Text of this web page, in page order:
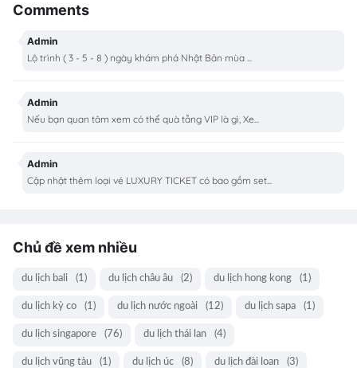
Comments
Admin
Lộ trình ( 3 - 5 - 8 ) ngày khám phá Nhật Bản mùa ...
Admin
Nếu bạn quan tâm xem có thể quà tằng VIP là gì, Xe...
Admin
Cập nhật thêm loại vé LUXURY TICKET có bao gồm set...
Chủ đề xem nhiều
du lịch bali (1) du lịch châu âu (2) du lịch hong kong (1)
du lịch kỳ co (1) du lịch nước ngoài (12) du lịch sapa (1)
du lịch singapore (76) du lịch thái lan (4)
du lịch vũng tàu (1) du lịch úc (8) du lịch đài loan (3)